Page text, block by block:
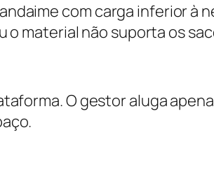
com carga inferior à
material não suporta os
O gestor aluga